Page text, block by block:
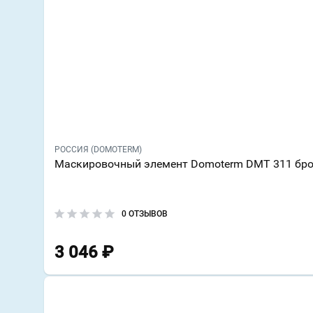
РОССИЯ (DOMOTERM)
Маскировочный элемент Domoterm DMT 311
0 ОТЗЫВОВ
3 046 ₽